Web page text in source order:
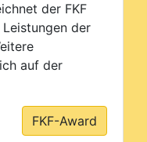
der FKF
der
auf der
FKF-Award